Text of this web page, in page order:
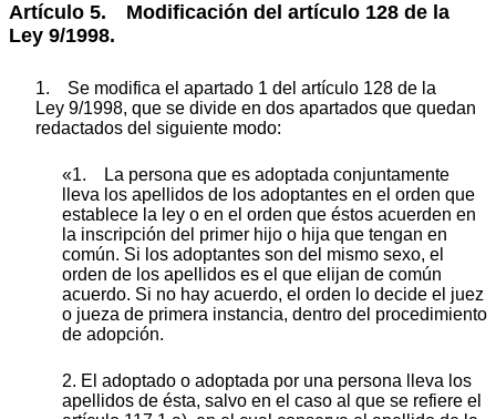
Artículo 5. Modificación del artículo 128 de la
Ley 9/1998.
1.
Se modifica el apartado 1 del artículo 128 de la
Ley 9/1998, que se divide en dos apartados que quedan
redactados del siguiente modo:
«1. La persona que es adoptada conjuntamente
lleva los apellidos de los adoptantes en el orden que
establece la ley o en el orden que éstos acuerden en
la inscripción del primer hijo o hija que tengan en
común. Si los adoptantes son del mismo sexo, el
orden de los apellidos es el que elijan de común
acuerdo. Si no hay acuerdo, el orden lo decide el juez
o jueza de primera instancia, dentro del procedimiento
de adopción.
2. El adoptado o adoptada por una persona lleva los
apellidos de ésta, salvo en el caso al que se refiere el